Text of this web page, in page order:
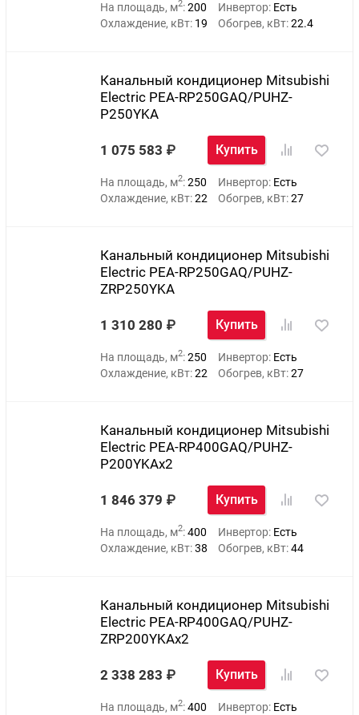
На площадь, м2:200 Инвертор: Есть
Охлаждение, кВт: 19 Обогрев, кВт:22.4
Канальный кондиционер Mitsubishi
Electric PEA-RP250GAQ/PUHZ-
P250YKA
1 075 583 Купить
На площадь, м2:250 Инвертор: Есть
Охлаждение, кВт:22 Обогрев, кВт:27
Канальный кондиционер Mitsubishi
Electric PEA-RP250GAQ/PUHZ-
ZRP250YKA
1 310 280 Купить
На площадь, м2:250 Инвертор: Есть
Охлаждение, кВт:22 Обогрев, кВт:27
Канальный кондиционер Mitsubishi
Electric PEA-RP400GAQ/PUHZ-
P200YKAх2
1 846 379 Купить
На площадь, м2:400 Инвертор: Есть
Охлаждение, кВт:38 Обогрев, кВт:44
Канальный кондиционер Mitsubishi
Electric PEA-RP400GAQ/PUHZ-
ZRP200YKAх2
2 338 283 Купить
На площадь, м2:400 Инвертор: Есть